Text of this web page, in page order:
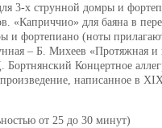
3-х струнной домры и
«Каприччио» для баяна в
и фортепиано (ноты
– Б. Михеев «Протяжная и
Бортнянский Концертное
написанное в
от 25 до 30 минут)